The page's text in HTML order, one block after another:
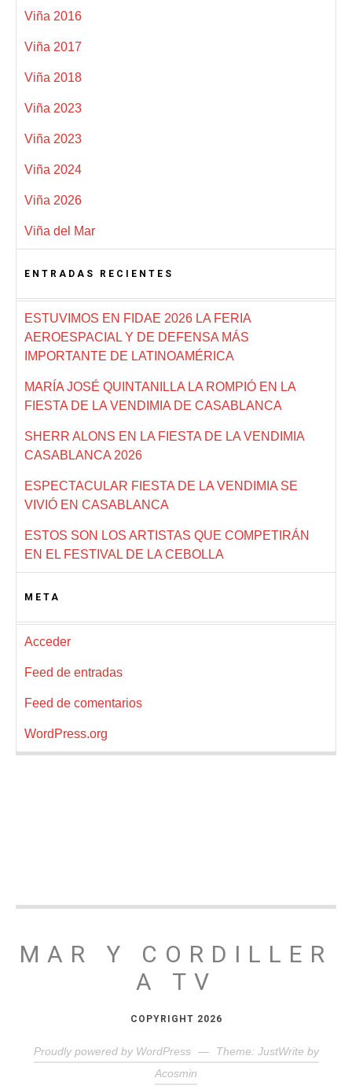
Viña 2016
Viña 2017
Viña 2018
Viña 2023
Viña 2023
Viña 2024
Viña 2026
Viña del Mar
ENTRADAS RECIENTES
ESTUVIMOS EN FIDAE 2026 LA FERIA
AEROESPACIAL Y DE DEFENSA MÁS
IMPORTANTE DE LATINOAMÉRICA
MARÍA JOSÉ QUINTANILLA LA ROMPIÓ EN LA
FIESTA DE LA VENDIMIA DE CASABLANCA
SHERR ALONS EN LA FIESTA DE LA VENDIMIA
CASABLANCA 2026
ESPECTACULAR FIESTA DE LA VENDIMIA SE
VIVIÓ EN CASABLANCA
ESTOS SON LOS ARTISTAS QUE COMPETIRÁN
EN EL FESTIVAL DE LA CEBOLLA
META
Acceder
Feed de entradas
Feed de comentarios
WordPress.org
MAR Y CORDILLER
A TV
COPYRIGHT 2026
Proudly powered by WordPress —
Theme: JustWrite by
Acosmin